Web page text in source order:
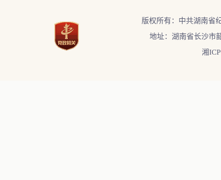
版权所有：中共湖南省
地址：湖南省长沙市
湘